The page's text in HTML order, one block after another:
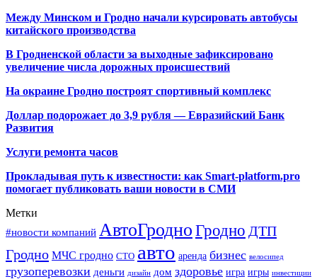
Между Минском и Гродно начали курсировать автобусы
китайского производства
В Гродненской области за выходные зафиксировано
увеличение числа дорожных происшествий
На окраине Гродно построят спортивный комплекс
Доллар подорожает до 3,9 рубля — Евразийский Банк
Развития
Услуги ремонта часов
Прокладывая путь к известности: как Smart-platform.pro
помогает публиковать ваши новости в СМИ
Метки
#новости компаний АвтоГродноГродно ДТП
Гродно МЧС гродно СТО авто аренда бизнес велосипед
грузоперевозки деньги дизайн дом здоровье игра игры инвестиции